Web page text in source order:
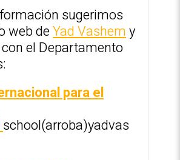
sugerimos
web deYad Vashemy
el Departamento
para el
school(arroba)yadvas